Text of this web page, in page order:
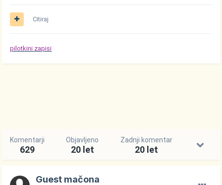
Citiraj
pilotkini zapisi
Komentarji
629
Objavljeno
20 let
Zadnji komentar
20 let
Guest mačona